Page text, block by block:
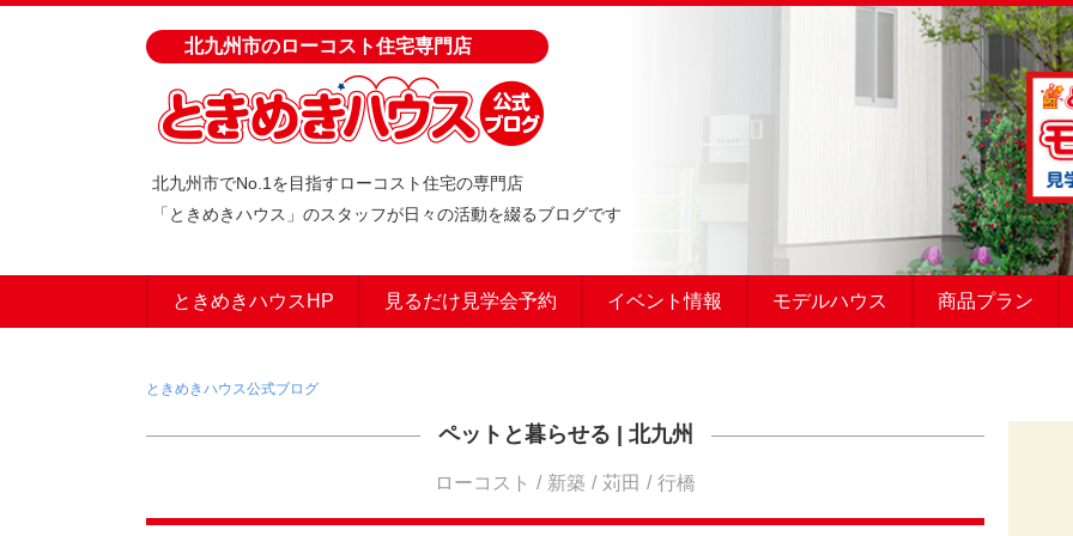
北九州市のローコスト住宅専門店
北九州市でNo.1を目指すローコスト住宅の専門店
「ときめきハウス」のスタッフが日々の活動を綴るブログです
ときめきハウスHP 見るだけ見学会予約 イベント情報 モデルハウス 商品プラン
ときめきハウス公式ブログ
ペットと暮らせる 北九州
ローコスト 新築 苅田 行橋